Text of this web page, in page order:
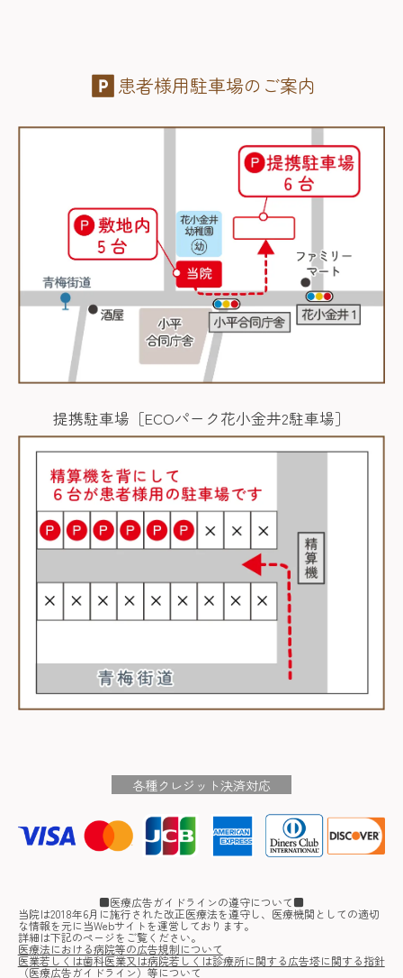
患者様用駐車場のご案内
提携駐車場［ECOパーク花小金井2駐車場］
各種クレジット決済対応
■医療広告ガイドラインの遵守について■
当院は2018年6月に施行された改正医療法を遵守し、医療機関としての適切
な情報を元に当Webサイトを運営しております。
詳細は下記のページをご覧ください。
医療法における病院等の広告規制について
医業若しくは歯科医業又は病院若しくは診療所に関する広告塔に関する指針
（医療広告ガイドライン）等について